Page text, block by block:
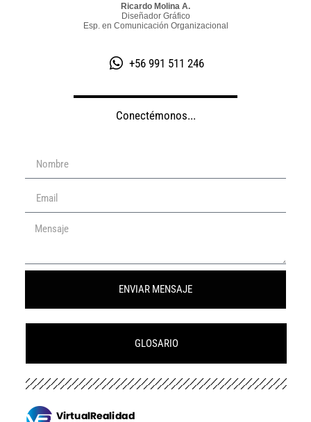
Ricardo Molina A.
Diseñador Gráfico
Esp. en Comunicación Organizacional
+56 991 511 246
Conectémonos...
ENVIAR MENSAJE
GLOSARIO